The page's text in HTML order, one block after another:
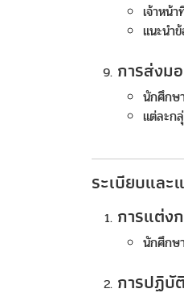
เจ้าหน้
แนะนำ
การส่งม
นักศึกษ
แต่ละก
ระเบียบแล
การแต่ง
นักศึกษ
การปฏิบั